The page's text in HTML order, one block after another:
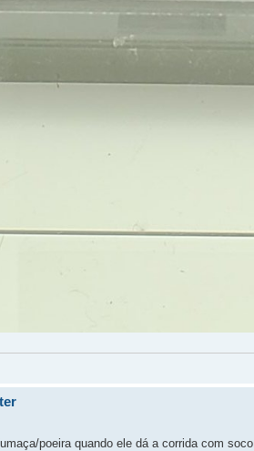
poeira quando ele dá a corrida com soco.